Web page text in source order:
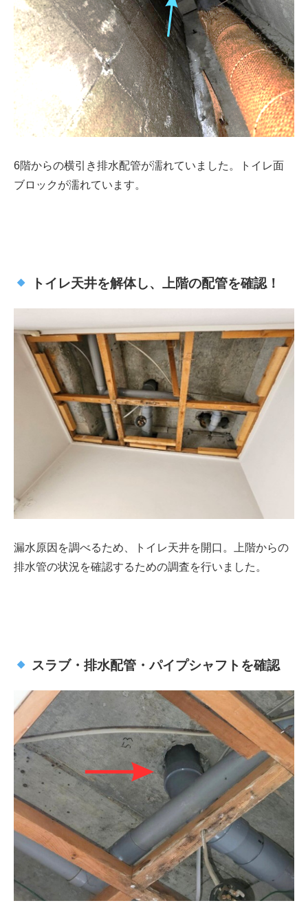
6階からの横引き排水配管が濡れていました。トイレ面
ブロックが濡れています。
トイレ天井を解体し、上階の配管を確認！
漏水原因を調べるため、トイレ天井を開口。上階からの
排水管の状況を確認するための調査を行いました。
スラブ・排水配管・パイプシャフトを確認